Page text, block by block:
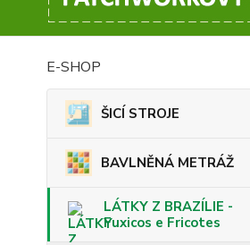
E-SHOP
ŠICÍ STROJE
BAVLNĚNÁ METRÁŽ
LÁTKY Z BRAZÍLIE -
Fuxicos e Fricotes